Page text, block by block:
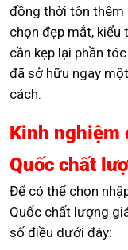
đồng thời tôn thêm
chọn đẹp mắt, kiểu
cần kẹp lại phần
đã sở hữu ngay
cách.
Kinh nghiệm
Quốc chất
Để có thể chọn
Quốc chất lượng
số điều dưới đây: